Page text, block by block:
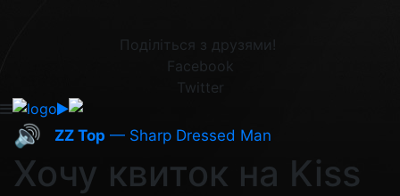
Поділіться з друзями!
Facebook
Twitter
🔊 ZZ Top — Sharp Dressed Man
Хочу квиток на Kiss